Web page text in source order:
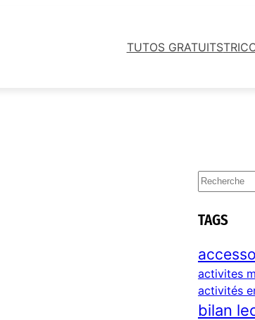
TUTOS GRATUITS
S
e
a
r
h
TAGS
activites
activités
bilan